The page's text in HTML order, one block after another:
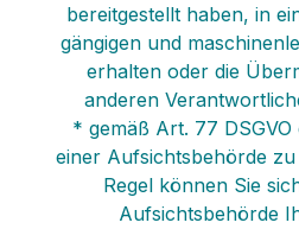
bereitgestellt haben, in
gängigen und
erhalten oder die
anderen
* gemäß Art. 77 DSGVO
einer Aufsichtsbehörde
Regel können Sie
Aufsichtsbehörde